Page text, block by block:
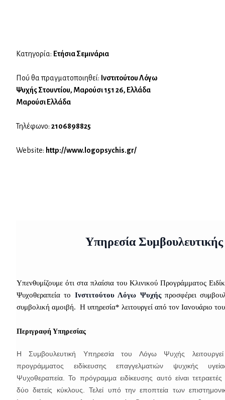
Υπηρεσία Συμβουλευτικής
Υπενθυμίζουμε ότι στα πλαίσια του Κλινικού Προγράμματος
Ψυχοθεραπεία το Ινστιτούτου Λόγω Ψυχήςπροσφέρει
συμβολική αμοιβή. Η υπηρεσία* λειτουργεί από τον Ιανουάριο
Περιγραφή Υπηρεσίας
Η Συμβουλευτική Υπηρεσία του Λόγω Ψυχής
προγράμματος ειδίκευσης επαγγελματιών ψυχικής
Ψυχοθεραπεία. Το πρόγραμμα ειδίκευσης αυτό είναι
δύο διετείς κύκλους. Τελεί υπό την εποπτεία των
Κατηγορία: Ετήσια Σεμινάρια
Πού θα πραγματοποιηθεί: Ινστιτούτου Λόγω
Ψυχής Στουντίου, Μαρούσι 151 26, Ελλάδα
Μαρούσι Ελλάδα
Τηλέφωνο: 2106898825
Website: http://www.logopsychis.gr/